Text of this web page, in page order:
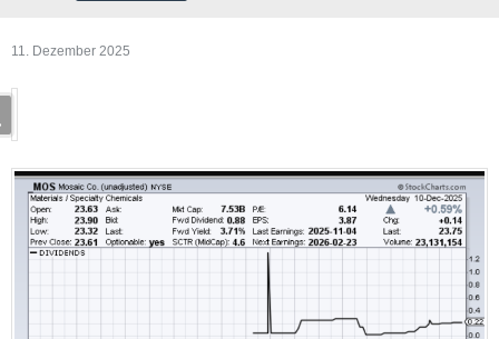
11. Dezember 2025